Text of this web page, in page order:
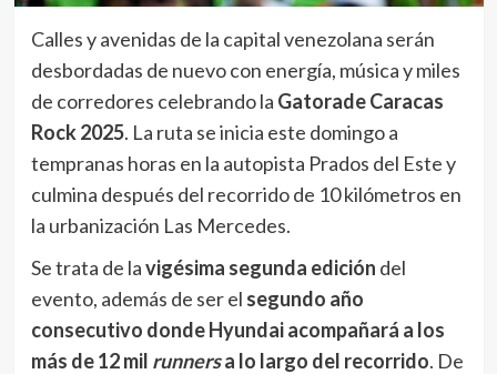
Calles y avenidas de la capital venezolana serán
desbordadas de nuevo con energía, música y miles
de corredores celebrando la Gatorade Caracas
Rock 2025. La ruta se inicia este domingo a
tempranas horas en la autopista Prados del Este y
culmina después del recorrido de 10 kilómetros en
la urbanización Las Mercedes.
Se trata de lavigésima segunda edición del
evento, además de ser el segundo año
consecutivo donde Hyundai acompañará a los
más de 12 mil runnersa lo largo del recorrido. De